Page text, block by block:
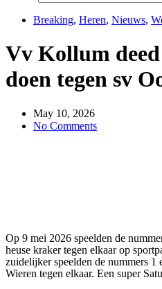
Breaking, Heren, Nieuws,
Vv Kollum
doen tegen sv
May 10, 2026
No Comments
Op 9 mei 2026 speelden de
heuse kraker tegen elkaar op
zuidelijker speelden de nummers 1
Wieren tegen elkaar. Een super